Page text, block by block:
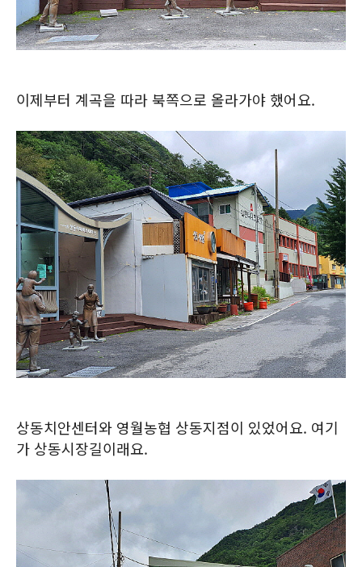
이제부터 계곡을 따라 북쪽으로 올라가야 했어요.
상동치안센터와 영월농협 상동지점이 있었어요. 여기
가 상동시장길이래요.